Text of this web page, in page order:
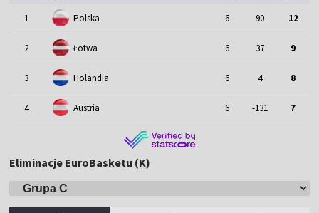
1 Polska 6 90 12
2 Łotwa 6 37 9
3 Holandia 6 4 8
4 Austria 6 -131 7
Eliminacje EuroBasketu (K)